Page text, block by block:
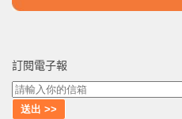
訂閱電子報